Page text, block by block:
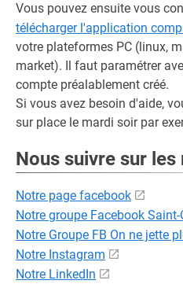
Vous pouvez ensuite vous
télécharger l'application
votre plateformes PC (linux,
market). Il faut paramétrer
compte préalablement créé.
Si vous avez besoin d'aide,
sur place le mardi soir par
Nous suivre sur
Notre page facebook
Notre groupe Facebook Saint-
Notre Groupe FB On ne jette
Notre Instagram
Notre LinkedIn